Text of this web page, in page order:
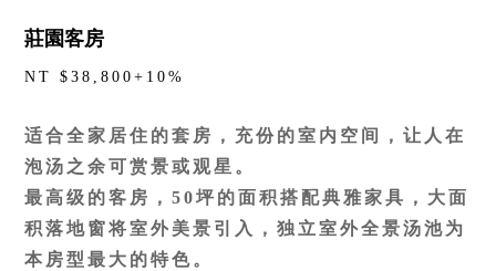
莊園客房
NT $38,800+10%
适合全家居住的套房，充份的室内空间，让人在
泡汤之余可赏景或观星。
最高级的客房，50坪的面积搭配典雅家具，大面
积落地窗将室外美景引入，独立室外全景汤池为
本房型最大的特色。